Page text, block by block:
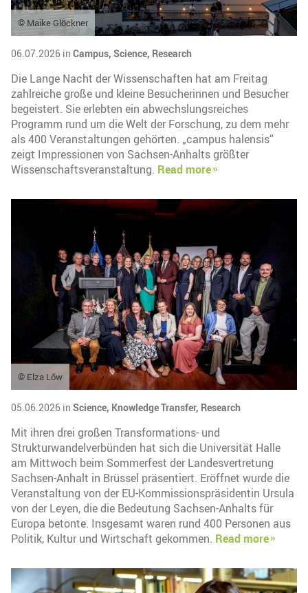
© Maike Glöckner
06.07.2026 in Campus, Science, Research
Die Lange Nacht der Wissenschaften hat am Freitag
zahlreiche große und kleine Besucherinnen und Besucher
begeistert. Sie erlebten ein abwechslungsreiches
Programm rund um die Welt der Forschung, zu dem mehr
als 400 Veranstaltungen gehörten. „campus halensis“
zeigt Impressionen von Sachsen-Anhalts größter
Wissenschaftsveranstaltung. Read more
© Elza Lőw
05.06.2026 in Science, Knowledge Transfer, Research
Mit ihren drei großen Transformations- und
Strukturwandelverbünden hat sich die Universität Halle
am Mittwoch beim Sommerfest der Landesvertretung
Sachsen-Anhalt in Brüssel präsentiert. Eröffnet wurde die
Veranstaltung von der EU-Kommissionspräsidentin Ursula
von der Leyen, die die Bedeutung Sachsen-Anhalts für
Europa betonte. Insgesamt waren rund 400 Personen aus
Politik, Kultur und Wirtschaft gekommen. Read more